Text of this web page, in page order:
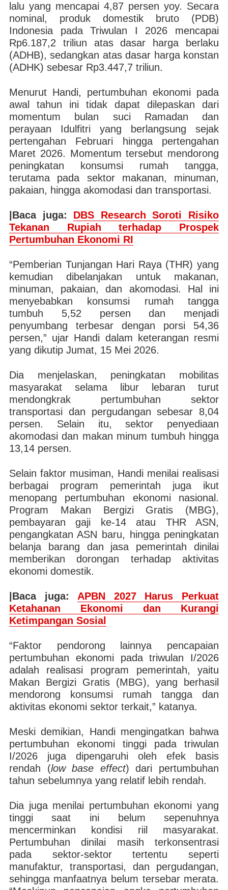
lalu yang mencapai 4,87 persen yoy. Secara
nominal, produk domestik bruto (PDB)
Indonesia pada Triwulan I 2026 mencapai
Rp6.187,2 triliun atas dasar harga berlaku
(ADHB), sedangkan atas dasar harga konstan
(ADHK) sebesar Rp3.447,7 triliun.
Menurut Handi, pertumbuhan ekonomi pada
awal tahun ini tidak dapat dilepaskan dari
momentum bulan suci Ramadan dan
perayaan Idulfitri yang berlangsung sejak
pertengahan Februari hingga pertengahan
Maret 2026. Momentum tersebut mendorong
peningkatan konsumsi rumah tangga,
terutama pada sektor makanan, minuman,
pakaian, hingga akomodasi dan transportasi.
|Baca juga: DBS Research Soroti Risiko
Tekanan Rupiah terhadap Prospek
Pertumbuhan Ekonomi RI
“Pemberian Tunjangan Hari Raya (THR) yang
kemudian dibelanjakan untuk makanan,
minuman, pakaian, dan akomodasi. Hal ini
menyebabkan konsumsi rumah tangga
tumbuh 5,52 persen dan menjadi
penyumbang terbesar dengan porsi 54,36
persen,” ujar Handi dalam keterangan resmi
yang dikutip Jumat, 15 Mei 2026.
Dia menjelaskan, peningkatan mobilitas
masyarakat selama libur lebaran turut
mendongkrak pertumbuhan sektor
transportasi dan pergudangan sebesar 8,04
persen. Selain itu, sektor penyediaan
akomodasi dan makan minum tumbuh hingga
13,14 persen.
Selain faktor musiman, Handi menilai realisasi
berbagai program pemerintah juga ikut
menopang pertumbuhan ekonomi nasional.
Program Makan Bergizi Gratis (MBG),
pembayaran gaji ke-14 atau THR ASN,
pengangkatan ASN baru, hingga peningkatan
belanja barang dan jasa pemerintah dinilai
memberikan dorongan terhadap aktivitas
ekonomi domestik.
|Baca juga: APBN 2027 Harus Perkuat
Ketahanan Ekonomi dan Kurangi
Ketimpangan Sosial
“Faktor pendorong lainnya pencapaian
pertumbuhan ekonomi pada triwulan I/2026
adalah realisasi program pemerintah, yaitu
Makan Bergizi Gratis (MBG), yang berhasil
mendorong konsumsi rumah tangga dan
aktivitas ekonomi sektor terkait,” katanya.
Meski demikian, Handi mengingatkan bahwa
pertumbuhan ekonomi tinggi pada triwulan
I/2026 juga dipengaruhi oleh efek basis
rendah (low base effect) dari pertumbuhan
tahun sebelumnya yang relatif lebih rendah.
Dia juga menilai pertumbuhan ekonomi yang
tinggi saat ini belum sepenuhnya
mencerminkan kondisi riil masyarakat.
Pertumbuhan dinilai masih terkonsentrasi
pada sektor-sektor tertentu seperti
manufaktur, transportasi, dan pergudangan,
sehingga manfaatnya belum tersebar merata.